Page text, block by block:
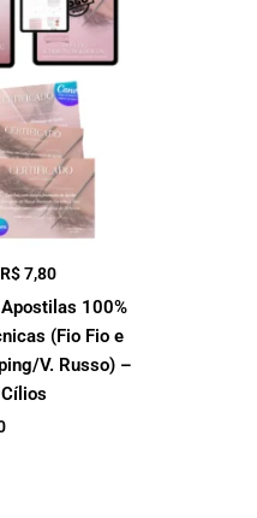
R$7,80
100%
(Fio Fio e
V. Russo) –